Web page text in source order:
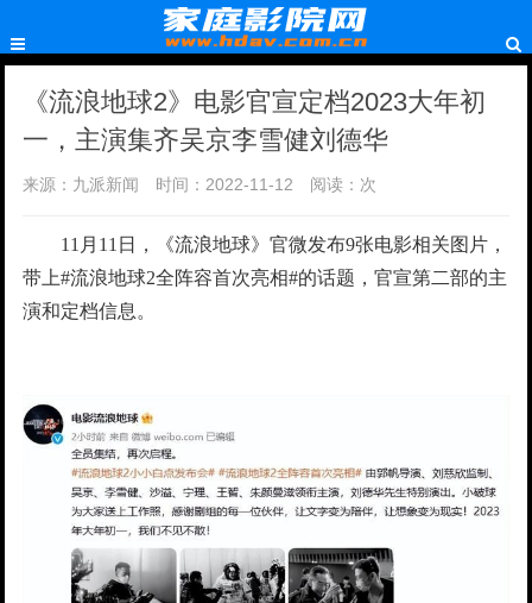
《流浪地球2》电影官宣定档2023大年初
一，主演集齐吴京李雪健刘德华
来源：九派新闻 时间：2022-11-12 阅读： 次
11月11日，《流浪地球》官微发布9张电影相关图片，
带上#流浪地球2全阵容首次亮相#的话题，官宣第二部的主
演和定档信息。